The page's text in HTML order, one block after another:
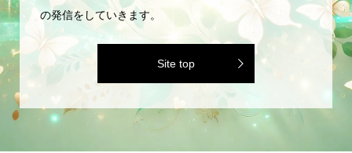
の発信をしていきます。
Site top